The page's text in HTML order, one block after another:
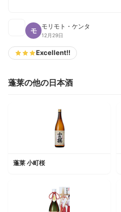
モ モリモト・ケンタ
12月29日
Excellent!!
蓬莱の他の日本酒
蓬莱 小町桜